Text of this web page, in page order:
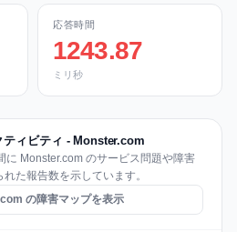
応答時間
1243.87
ミリ秒
ティビティ - Monster.com
に Monster.com のサービス問題や障害
た報告数を示しています。
の障害マップを表示